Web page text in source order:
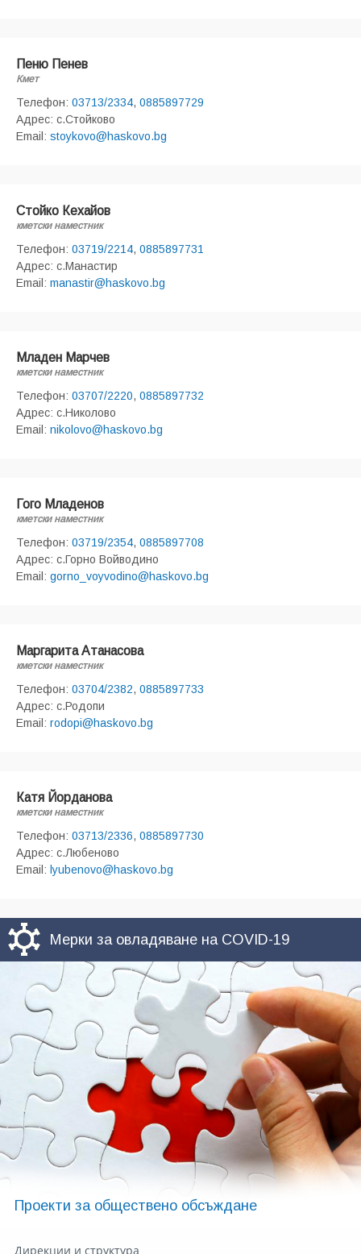
Пеню Пенев
Кмет
Телефон: 03713/2334, 0885897729
Адрес: с.Стойково
Email: stoykovo@haskovo.bg
Стойко Кехайов
кметски наместник
Телефон: 03719/2214, 0885897731
Адрес: с.Манастир
Email: manastir@haskovo.bg
Младен Марчев
кметски наместник
Телефон: 03707/2220, 0885897732
Адрес: с.Николово
Email: nikolovo@haskovo.bg
Гого Младенов
кметски наместник
Телефон: 03719/2354, 0885897708
Адрес: с.Горно Войводино
Email: gorno_voyvodino@haskovo.bg
Маргарита Атанасова
кметски наместник
Телефон: 03704/2382, 0885897733
Адрес: с.Родопи
Email: rodopi@haskovo.bg
Катя Йорданова
кметски наместник
Телефон: 03713/2336, 0885897730
Адрес: с.Любеново
Email: lyubenovo@haskovo.bg
Мерки за овладяване на COVID-19
Проекти за обществено обсъждане
Дирекции и структура